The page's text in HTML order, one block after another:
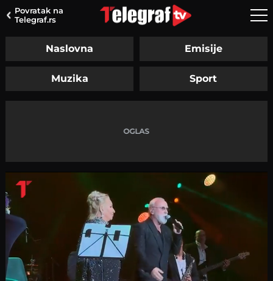
Povratak na
Telegraf.rs
Naslovna Emisije
Muzika Sport